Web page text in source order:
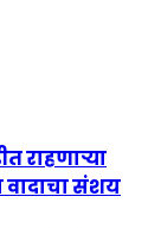
राहणाऱ्या
वादाचा संशय